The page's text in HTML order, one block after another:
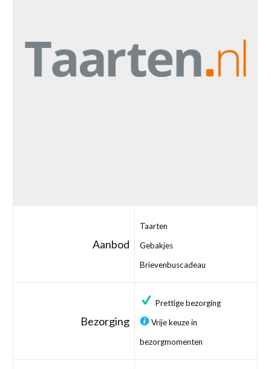
Aanbod
Taarten
Gebakjes
Brievenbuscadeau
Bezorging
Prettige bezorging
Vrije keuze in
bezorgmomenten